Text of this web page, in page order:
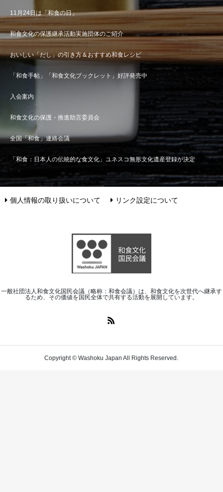
11月24日は「和食の日」
和食文化の保護継承活動実施団体のご紹介
おいしい「だし」の引き方＆おすすめ和食レシピ
「和食手帖」「和食文化ブックレット」好評発売中
入会案内
和食文化の保護・推進助言委員会
全国「和食」連絡会議
「和食：日本人の伝統的な食文化」ユネスコ無形文化遺産登録が決定
個人情報の取り扱いについて リンク設定について
一般社団法人和食文化国民会議（略称：和食会議）は、和食文化を次世代へ継承す
るため、その価値を国民全体で共有する活動を展開しています。
Copyright © Washoku Japan All Rights Reserved.